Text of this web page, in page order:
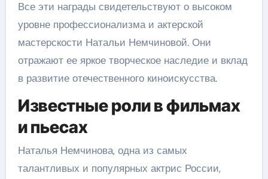
Все эти награды свидетельствуют о высоком
уровне профессионализма и актерской
мастерскости Натальи Немчиновой. Они
отражают ее яркое творческое наследие и вклад
в развитие отечественного киноискусства.
Известные роли в фильмах
и пьесах
Наталья Немчинова, одна из самых
талантливых и популярных актрис России,